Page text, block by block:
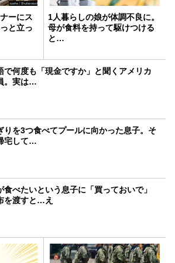
ーにス
と立っ
1人暮らしの娘が体調不良に。
母が食料を持って駆けつける
と…
で何度も「現金ですか」と聞くアメリカ
。実は…
りを3つ食べてプールに向かった息子。そ
宅して…
食べたいという息子に「買っておいで」
を渡すと…え